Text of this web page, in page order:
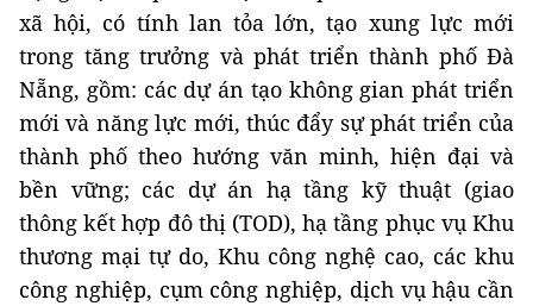
xã hội, có tính lan tỏa lớn, tạo xung lực mới
trong tăng trưởng và phát triển thành phố Đà
Nẵng, gồm: các dự án tạo không gian phát triển
mới và năng lực mới, thúc đẩy sự phát triển của
thành phố theo hướng văn minh, hiện đại và
bền vững; các dự án hạ tầng kỹ thuật (giao
thông kết hợp đô thị (TOD), hạ tầng phục vụ Khu
thương mại tự do, Khu công nghệ cao, các khu
công nghiệp, cụm công nghiệp, dịch vụ hậu cần